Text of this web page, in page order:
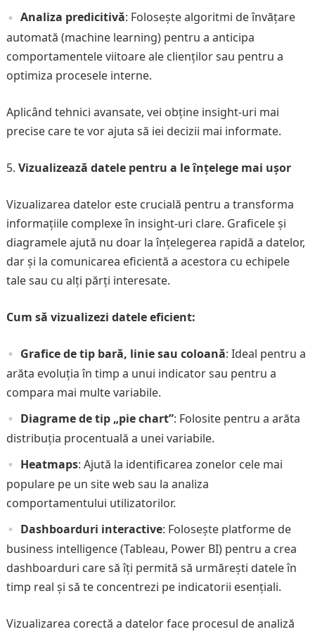
Analiza predicitivă: Folosește algoritmi de învățare
automată (machine learning) pentru a anticipa
comportamentele viitoare ale clienților sau pentru a
optimiza procesele interne.
Aplicând tehnici avansate, vei obține insight-uri mai
precise care te vor ajuta să iei decizii mai informate.
Vizualizează datele pentru a le înțelege mai ușor
Vizualizarea datelor este crucială pentru a transforma
informațiile complexe în insight-uri clare. Graficele și
diagramele ajută nu doar la înțelegerea rapidă a datelor,
dar și la comunicarea eficientă a acestora cu echipele
tale sau cu alți părți interesate.
Cum să vizualizezi datele eficient:
Grafice de tip bară, linie sau coloană: Ideal pentru a
arăta evoluția în timp a unui indicator sau pentru a
compara mai multe variabile.
Diagrame de tip „pie chart”: Folosite pentru a arăta
distribuția procentuală a unei variabile.
Heatmaps: Ajută la identificarea zonelor cele mai
populare pe un site web sau la analiza
comportamentului utilizatorilor.
Dashboarduri interactive: Folosește platforme de
business intelligence (Tableau, Power BI) pentru a crea
dashboarduri care să îți permită să urmărești datele în
timp real și să te concentrezi pe indicatorii esențiali.
Vizualizarea corectă a datelor face procesul de analiză